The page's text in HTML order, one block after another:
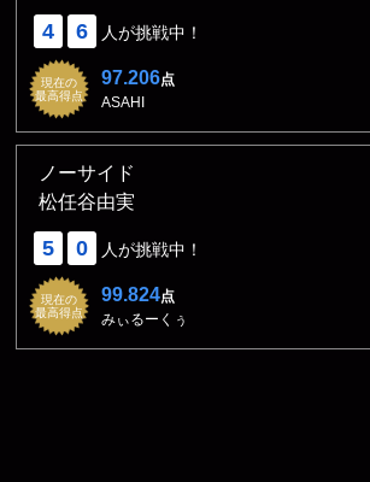
4 6 人が挑戦中！
現在の
最高得点
97.206点
ASAHI
ノーサイド
松任谷由実
5 0 人が挑戦中！
現在の
最高得点
99.824点
みぃるーくぅ